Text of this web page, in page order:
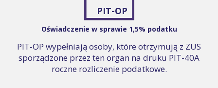
PIT-OP
Oświadczenie w sprawie 1,5% podatku
PIT-OP wypełniają osoby, które otrzymują z ZUS
sporządzone przez ten organ na druku PIT-40A
roczne rozliczenie podatkowe.